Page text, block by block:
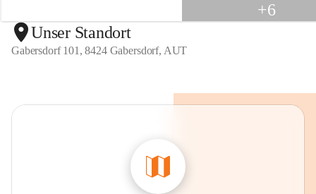
s
d
o
+6
Unser Standort
Gabersdorf 101, 8424 Gabersdorf, AUT